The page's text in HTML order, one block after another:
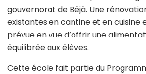
gouvernorat de Béjà. Une
existantes en cantine et en cuisine
prévue en vue d’offrir une
équilibrée aux élèves.
Cette école fait partie du